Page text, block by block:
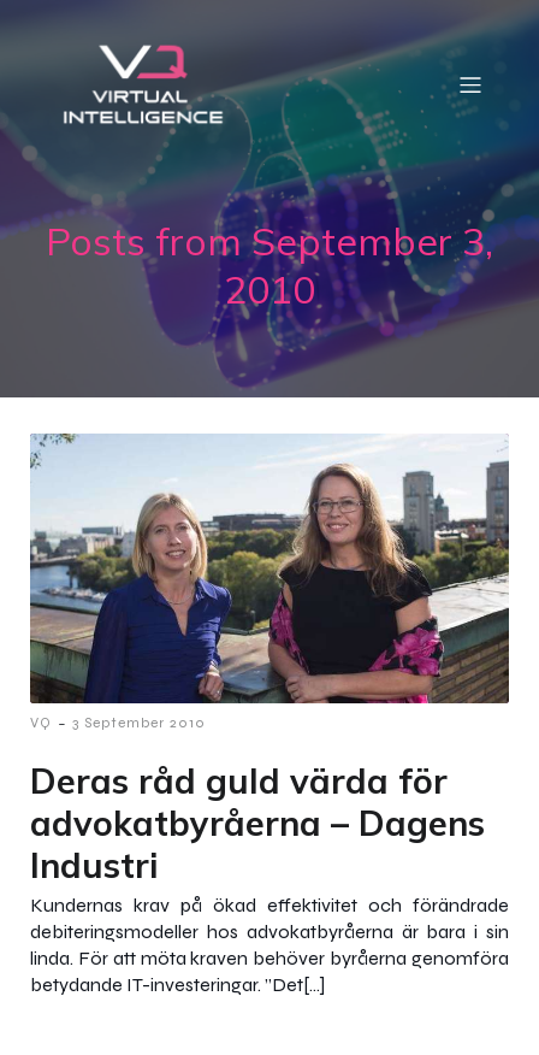
Posts from September 3,
2010
VQ - 3 September 2010
Deras råd guld värda för
advokatbyråerna – Dagens
Industri
Kundernas krav på ökad effektivitet och förändrade
debiteringsmodeller hos advokatbyråerna är bara i sin
linda. För att möta kraven behöver byråerna genomföra
betydande IT-investeringar. ”Det[…]